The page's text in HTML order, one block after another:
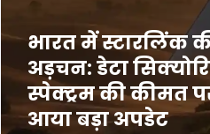
भारत में स्टारलिंक
अड़चन: डेटा
स्पेक्ट्रम की कीमत
आया बड़ा अपडेट